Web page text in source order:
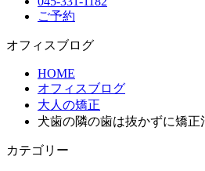
ご予約
オフィスブログ
HOME
オフィスブログ
大人の矯正
犬歯の隣の歯は抜かずに矯正
カテゴリー